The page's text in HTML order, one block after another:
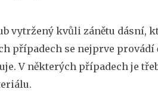
vytržený kvůli zánětu dásní,
případech se nejprve
V některých případech je